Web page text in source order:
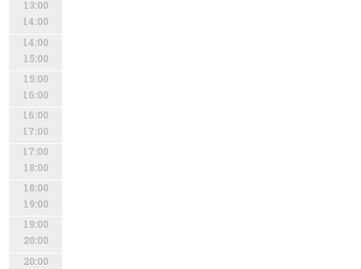
13:00
14:00
14:00
15:00
15:00
16:00
16:00
17:00
17:00
18:00
18:00
19:00
19:00
20:00
20:00